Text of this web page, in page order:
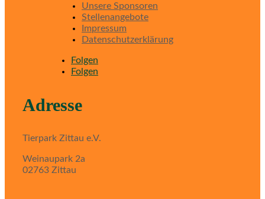
Unsere Sponsoren
Stellenangebote
Impressum
Datenschutzerklärung
Folgen
Folgen
Adresse
Tierpark Zittau e.V.
Weinaupark 2a
02763 Zittau